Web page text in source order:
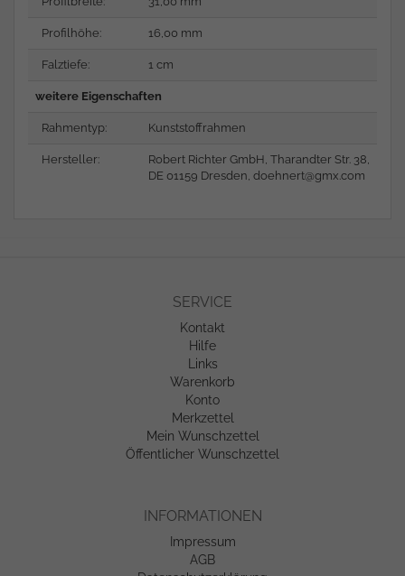
Profilhöhe: 16,00 mm
Falztiefe: 1 cm
weitere Eigenschaften
Rahmentyp: Kunststoffrahmen
Hersteller:
Robert Richter GmbH, Tharandter Str. 38,
DE 01159 Dresden, doehnert@gmx.com
SERVICE
Kontakt
Hilfe
Links
Warenkorb
Konto
Merkzettel
Mein Wunschzettel
Öffentlicher Wunschzettel
INFORMATIONEN
Impressum
AGB